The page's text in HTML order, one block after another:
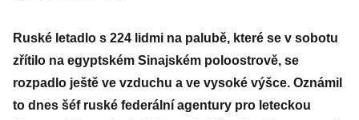
Ruské letadlo s 224 lidmi na palubě, které se v sobotu
zřítilo na egyptském Sinajském poloostrově, se
rozpadlo ještě ve vzduchu a ve vysoké výšce. Oznámil
to dnes šéf ruské federální agentury pro leteckou